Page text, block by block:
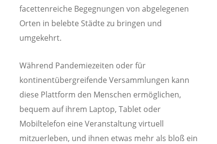
facettenreiche Begegnungen von abgelegenen
Orten in belebte Städte zu bringen und
umgekehrt.
Während Pandemiezeiten oder für
kontinentübergreifende Versammlungen kann
diese Plattform den Menschen ermöglichen,
bequem auf ihrem Laptop, Tablet oder
Mobiltelefon eine Veranstaltung virtuell
mitzuerleben, und ihnen etwas mehr als bloß ein